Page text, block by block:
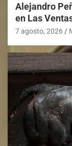
Alejandro
en Las
7 agosto, 2026